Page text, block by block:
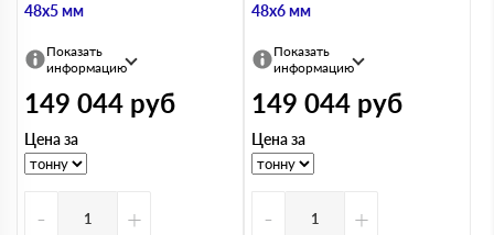
48х5 мм
Показать
информацию
149 044 руб
Цена за
- +
48х6 мм
Показать
информацию
149 044 руб
Цена за
- +